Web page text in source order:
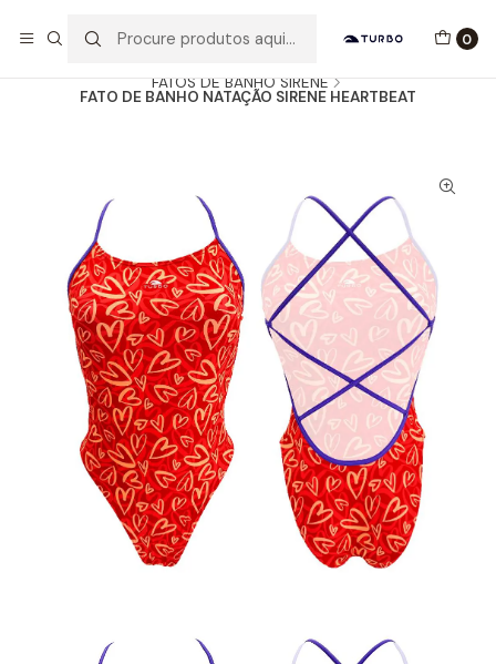
0
FATOS DE BANHO SIRENE
FATO DE BANHO NATAÇÃO SIRENE HEARTBEAT